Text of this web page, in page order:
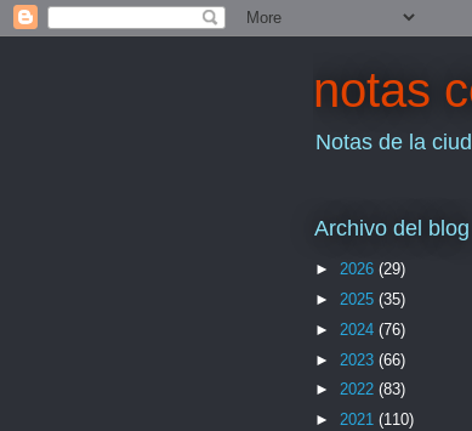
notas
Notas de la
Archivo del blog
► 2026 (29)
► 2025 (35)
► 2024 (76)
► 2023 (66)
► 2022 (83)
► 2021 (110)